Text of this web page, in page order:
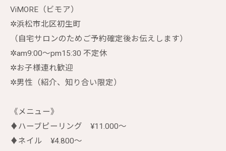
ViMORE（ビモア）
✲︎浜松市北区初生町
（自宅サロンのためご予約確定後お伝えします）
✲︎am9:00〜pm15:30 不定休
✲︎お子様連れ歓迎
✲︎男性（紹介、知り合い限定）
《メニュー》
♦︎ハーブピーリング ¥11.000〜
♦︎ネイル ¥4.800〜